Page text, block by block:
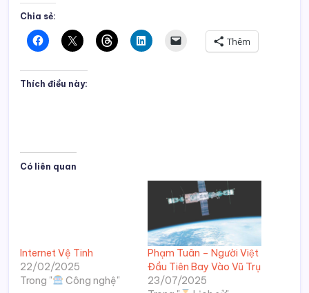
Chia sẻ:
Thêm
Thích điều này:
Có liên quan
Internet Vệ Tinh
22/02/2025
Trong "
Công nghệ"
Phạm Tuân – Người Việt
Đầu Tiên Bay Vào Vũ Trụ
23/07/2025